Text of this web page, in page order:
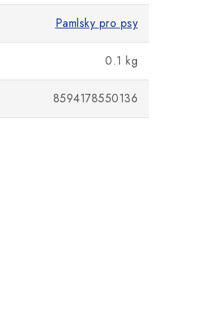
Pamlsky pro psy
0.1 kg
8594178550136